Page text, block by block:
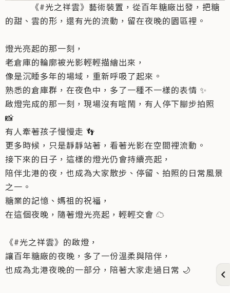
《#光之祥雲》藝術裝置，從百年糖廠出發，把糖
的甜、雲的形，還有光的流動，留在夜晚的園區裡。
燈光亮起的那一刻，
老倉庫的輪廓被光影輕輕描繪出來，
像是沉睡多年的場域，重新呼吸了起來。
熟悉的倉庫群，在夜色中，多了一種不一樣的表情 ✨
啟燈完成的那一刻，現場沒有喧鬧，有人停下腳步拍照
📸
有人牽著孩子慢慢走 👣
更多時候，只是靜靜站著，看著光影在空間裡流動。
接下來的日子，這樣的燈光仍會持續亮起，
陪伴北港的夜，也成為大家散步、停留、拍照的日常風景
之一。
糖業的記憶、媽祖的祝福，
在這個夜晚，隨著燈光亮起，輕輕交會 ☁️
《#光之祥雲》的啟燈，
讓百年糖廠的夜晚，多了一份溫柔與陪伴，
也成為北港夜晚的一部分，陪著大家走過日常 🌙